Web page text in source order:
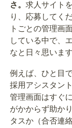
さ。 求人サイト
り、応募してく
トごとの管理画
している中で、
なと日々思います
例えば、ひと目
採用アシスタン
管理画面はすぐ
がかからず助か
タスか（合否連